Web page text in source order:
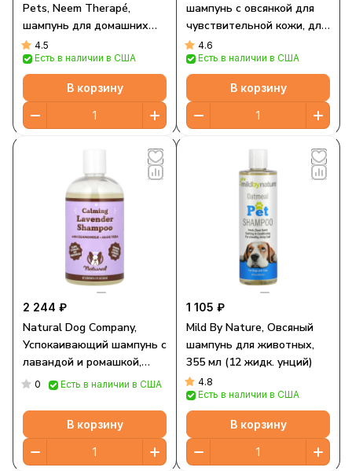
Pets, Neem Therapé,
шампунь для домашних
животных, 12 жидких
унций (360 мл)
4.5
Есть в наличии в США
В корзину
шампунь с овсянкой для
чувствительной кожи, для
собак, без отдушки, 355 мл
(12 жидк. унций)
4.6
Есть в наличии в США
В корзину
2 244 ₽
Natural Dog Company,
Успокаивающий шампунь с
лавандой и ромашкой,
алоэ вера, 355 мл (12
0 Есть в наличии в США
В корзину
1 105 ₽
Mild By Nature, Овсяный
шампунь для животных,
355 мл (12 жидк. унций)
4.8
Есть в наличии в США
В корзину